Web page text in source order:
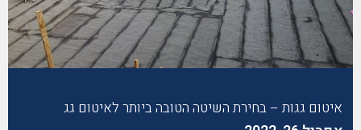
איטום גגות – בחירת השיטה הטובה ביותר לאיטום גג